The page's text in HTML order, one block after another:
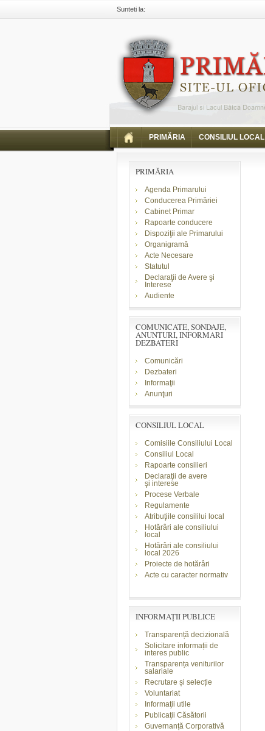
Sunteti la:
PRIMĂRIA CONSILIUL LOCAL
PRIMĂRIA
Agenda Primarului
Conducerea Primăriei
Cabinet Primar
Rapoarte conducere
Dispoziţii ale Primarului
Organigramă
Acte Necesare
Statutul
Declaraţii de Avere şi
Interese
Audiente
COMUNICATE, SONDAJE,
ANUNTURI, INFORMARI
DEZBATERI
Comunicări
Dezbateri
Informaţii
Anunţuri
CONSILIUL LOCAL
Comisiile Consiliului Local
Consiliul Local
Rapoarte consilieri
Declaraţii de avere
şi interese
Procese Verbale
Regulamente
Atribuţiile consililui local
Hotărâri ale consiliului
local
Hotărâri ale consiliului
local 2026
Proiecte de hotărâri
Acte cu caracter normativ
INFORMAŢII PUBLICE
Transparență decizională
Solicitare informații de
interes public
Transparența veniturilor
salariale
Recrutare și selecție
Voluntariat
Informaţii utile
Publicaţii Căsătorii
Guvernanță Corporativă